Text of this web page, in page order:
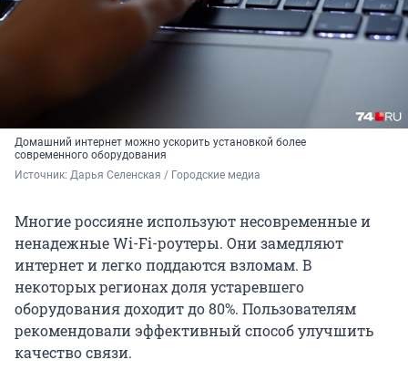
Домашний интернет можно ускорить установкой более
современного оборудования
Источник: Дарья Селенская / Городские медиа
Многие россияне используют несовременные и
ненадежные Wi-Fi-роутеры. Они замедляют
интернет и легко поддаются взломам. В
некоторых регионах доля устаревшего
оборудования доходит до 80%. Пользователям
рекомендовали эффективный способ улучшить
качество связи.